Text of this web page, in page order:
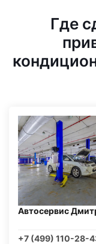
Где
Автосервис
+7 (499) 110-28-